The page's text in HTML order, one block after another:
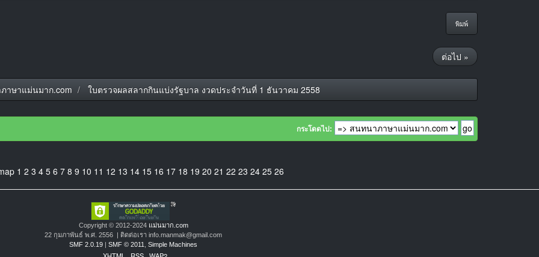
พิมพ์
ต่อไป »
าษาแม่นมาก.com ใบตรวจผลสลากกินแบ่งรัฐบาล งวดประจำวันที่ 1 ธันวาคม 2558
กระโดดไป:
1 2 3 4 5 6 7 8 9 10 11 12 13 14 15 16 17 18 19 20 21 22 23 24 25 26
Copyright © 2012-2024 แม่นมาก.com
22 กุมภาพันธ์ พ.ศ. 2556 | ติดต่อเรา info.manmak@gmail.com
SMF 2.0.19
SMF © 2011, Simple Machines